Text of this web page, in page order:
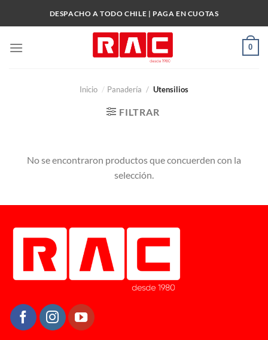
DESPACHO A TODO CHILE | PAGA EN CUOTAS
0
Inicio / Panadería / Utensilios
FILTRAR
No se encontraron productos que concuerden con la
selección.